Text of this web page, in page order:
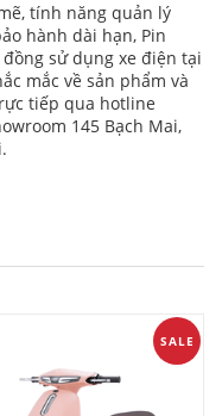
tính năng quản lý
hành dài hạn, Pin
sử dụng xe điện tại
mắc về sản phẩm và
tiếp qua hotline
145 Bạch Mai,
SALE